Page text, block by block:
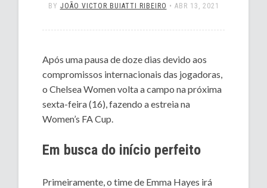
BY JOÃO VICTOR BUIATTI RIBEIRO • ABR 13, 2021
Após uma pausa de doze dias devido aos
compromissos internacionais das jogadoras,
o Chelsea Women volta a campo na próxima
sexta-feira (16), fazendo a estreia na
Women’s FA Cup.
Em busca do início perfeito
Primeiramente, o time de Emma Hayes irá